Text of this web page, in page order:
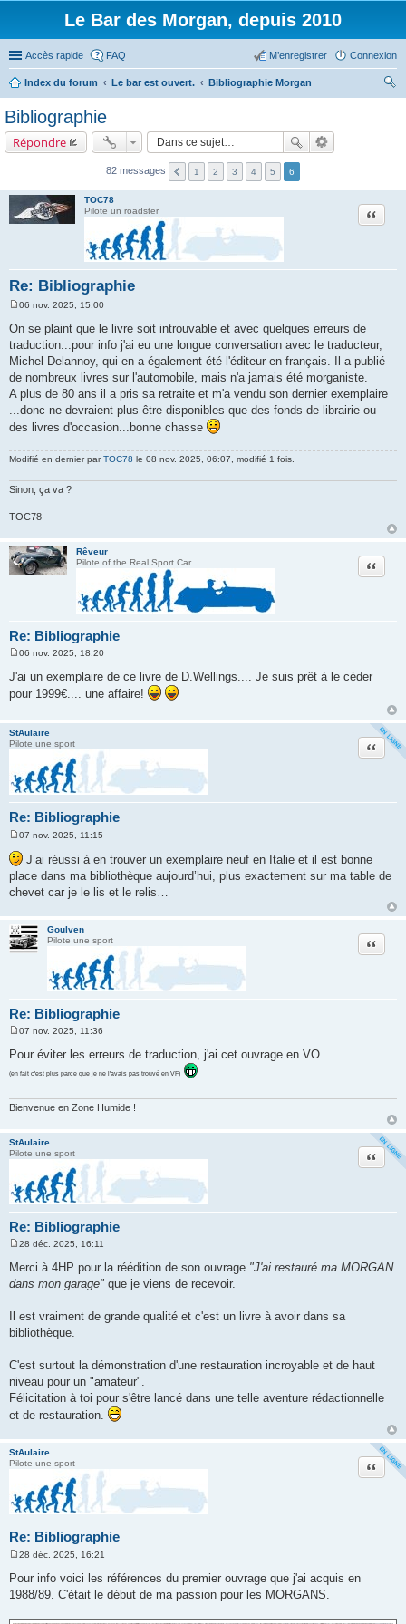
Le Bar des Morgan, depuis 2010
Accès rapide FAQ Connexion
M’enregistrer
Index du forum Le bar est ouvert.
Bibliographie Morgan
Bibliographie
Répondre
82 messages 1 2 3 4 5 6
TOC78
Pilote un roadster
Re: Bibliographie
Citation
s
s
a
g
e
06 nov. 2025, 15:00
On se plaint que le livre soit introuvable et avec quelques erreurs de
traduction...pour info j'ai eu une longue conversation avec le traducteur,
Michel Delannoy, qui en a également été l'éditeur en français. Il a publié
de nombreux livres sur l'automobile, mais n'a jamais été morganiste.
A plus de 80 ans il a pris sa retraite et m'a vendu son dernier exemplaire
...donc ne devraient plus être disponibles que des fonds de librairie ou
des livres d'occasion...bonne chasse
Modifié en dernier parTOC78 le 08 nov. 2025, 06:07, modifié 1 fois.
Sinon, ça va ?
TOC78
Rêveur
Pilote of the Real Sport Car
Re: Bibliographie
Citation
e
s
s
e
06 nov. 2025, 18:20
J'ai un exemplaire de ce livre de D.Wellings.... Je suis prêt à le céder
pour 1999€.... une affaire!
StAulaire
Pilote une sport
Re: Bibliographie
Citation
e
s
s
g
07 nov. 2025, 11:15
J’ai réussi à en trouver un exemplaire neuf en Italie et il est bonne
place dans ma bibliothèque aujourd’hui, plus exactement sur ma table de
chevet car je le lis et le relis…
Goulven
Pilote une sport
Re: Bibliographie
Citation
e
s
s
e
07 nov. 2025, 11:36
Pour éviter les erreurs de traduction, j'ai cet ouvrage en VO.
(en fait c'est plus parce que je ne l'avais pas trouvé en VF)
Bienvenue en Zone Humide !
StAulaire
Pilote une sport
Re: Bibliographie
Citation
e
s
s
e
28 déc. 2025, 16:11
Merci à 4HP pour la réédition de son ouvrage "J'ai restauré ma MORGAN
dans mon garage" que je viens de recevoir.
Il est vraiment de grande qualité et c'est un livre à avoir dans sa
bibliothèque.
C'est surtout la démonstration d'une restauration incroyable et de haut
niveau pour un "amateur".
Félicitation à toi pour s'être lancé dans une telle aventure rédactionnelle
et de restauration.
StAulaire
Pilote une sport
Re: Bibliographie
Citation
s
s
28 déc. 2025, 16:21
Pour info voici les références du premier ouvrage que j'ai acquis en
1988/89. C'était le début de ma passion pour les MORGANS.